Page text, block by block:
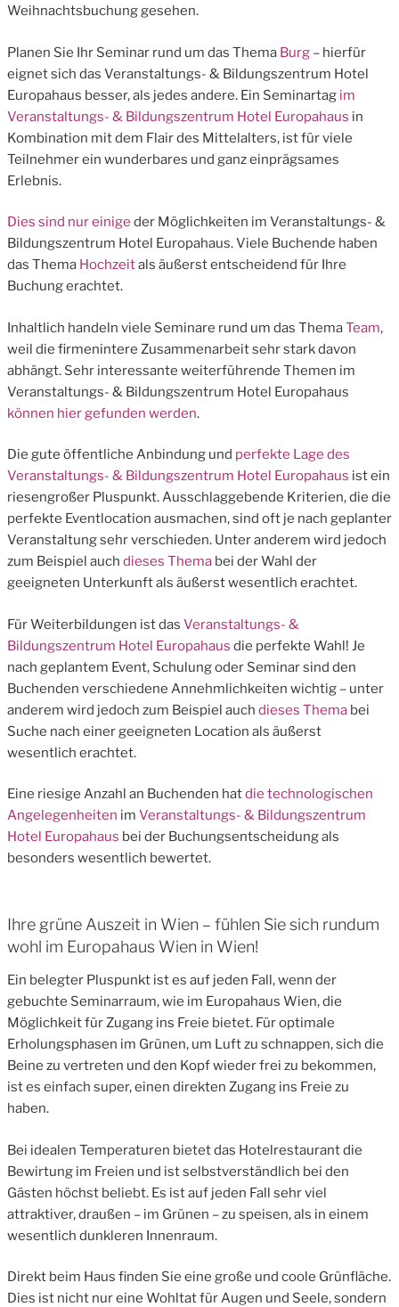
Weihnachtsbuchung gesehen.
Planen Sie Ihr Seminar rund um das Thema Burg – hierfür
eignet sich das Veranstaltungs- & Bildungszentrum Hotel
Europahaus besser, als jedes andere. Ein Seminartag im
Veranstaltungs- & Bildungszentrum Hotel Europahaus in
Kombination mit dem Flair des Mittelalters, ist für viele
Teilnehmer ein wunderbares und ganz einprägsames
Erlebnis.
Dies sind nur einige der Möglichkeiten im Veranstaltungs- &
Bildungszentrum Hotel Europahaus. Viele Buchende haben
das Thema Hochzeitals äußerst entscheidend für Ihre
Buchung erachtet.
Inhaltlich handeln viele Seminare rund um das ThemaTeam,
weil die firmenintere Zusammenarbeit sehr stark davon
abhängt. Sehr interessante weiterführende Themen im
Veranstaltungs- & Bildungszentrum Hotel Europahaus
können hier gefunden werden.
Die gute öffentliche Anbindung und perfekte Lage des
Veranstaltungs- & Bildungszentrum Hotel Europahaus ist ein
riesengroßer Pluspunkt. Ausschlaggebende Kriterien, die die
perfekte Eventlocation ausmachen, sind oft je nach geplanter
Veranstaltung sehr verschieden. Unter anderem wird jedoch
zum Beispiel auch dieses Thema bei der Wahl der
geeigneten Unterkunft als äußerst wesentlich erachtet.
Für Weiterbildungen ist das Veranstaltungs- &
Bildungszentrum Hotel Europahaus die perfekte Wahl! Je
nach geplantem Event, Schulung oder Seminar sind den
Buchenden verschiedene Annehmlichkeiten wichtig – unter
anderem wird jedoch zum Beispiel auch dieses Thema bei
Suche nach einer geeigneten Location als äußerst
wesentlich erachtet.
Eine riesige Anzahl an Buchenden hatdie technologischen
Angelegenheiten im Veranstaltungs- & Bildungszentrum
Hotel Europahaus bei der Buchungsentscheidung als
besonders wesentlich bewertet.
Ihre grüne Auszeit in Wien – fühlen Sie sich rundum
wohl im Europahaus Wien in Wien!
Ein belegter Pluspunkt ist es auf jeden Fall, wenn der
gebuchte Seminarraum, wie im Europahaus Wien, die
Möglichkeit für Zugang ins Freie bietet. Für optimale
Erholungsphasen im Grünen, um Luft zu schnappen, sich die
Beine zu vertreten und den Kopf wieder frei zu bekommen,
ist es einfach super, einen direkten Zugang ins Freie zu
haben.
Bei idealen Temperaturen bietet das Hotelrestaurant die
Bewirtung im Freien und ist selbstverständlich bei den
Gästen höchst beliebt. Es ist auf jeden Fall sehr viel
attraktiver, draußen – im Grünen – zu speisen, als in einem
wesentlich dunkleren Innenraum.
Direkt beim Haus finden Sie eine große und coole Grünfläche.
Dies ist nicht nur eine Wohltat für Augen und Seele, sondern